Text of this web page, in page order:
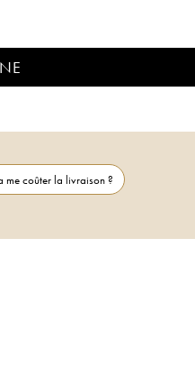
me coûter la livraison ?